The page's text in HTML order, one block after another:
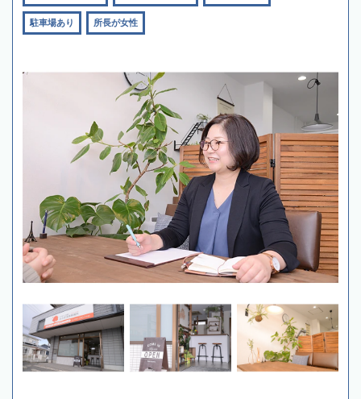
駐車場あり 所長が女性